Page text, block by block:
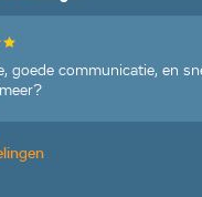
goede communicatie, en